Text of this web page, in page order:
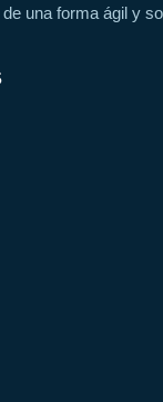
una forma ágil y